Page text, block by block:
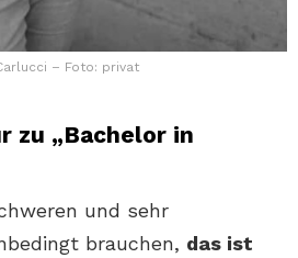
– Foto: privat
zu „Bachelor in
und sehr
brauchen, das ist